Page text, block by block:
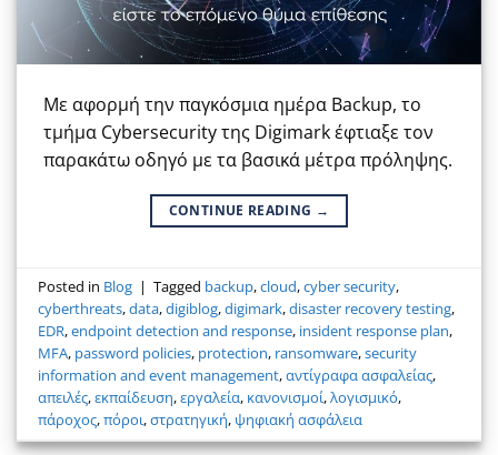
Με αφορμή την παγκόσμια ημέρα Backup, το
τμήμα Cybersecurity της Digimark έφτιαξε τον
παρακάτω οδηγό με τα βασικά μέτρα πρόληψης.
CONTINUE READING →
Posted in Blog | Tagged backup,cloud,cyber security,
cyberthreats,data,digiblog,digimark,disaster recovery testing,
EDR,endpoint detection and response, insident response plan,
MFA, password policies, protection, ransomware,security
information and event management,αντίγραφα ασφαλείας,
απειλές,εκπαίδευση,εργαλεία, κανονισμοί,λογισμικό,
πάροχος,πόροι,στρατηγική, ψηφιακή ασφάλεια